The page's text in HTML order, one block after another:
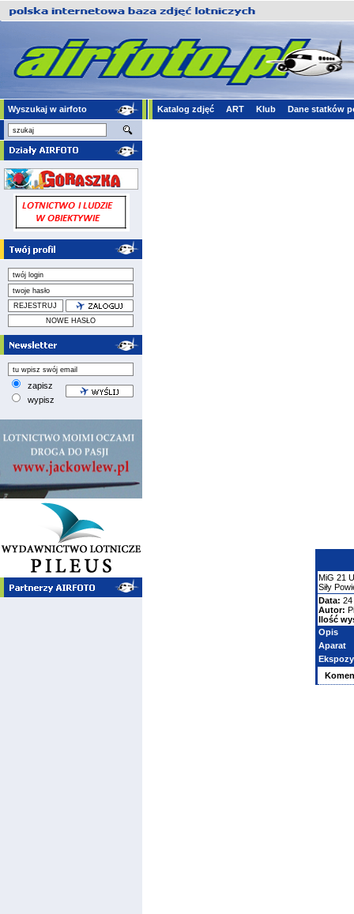
Wyszukaj w airfoto Katalog zdjęć ART Klub Dane statków
zapisz
wypisz
MiG 21
Siły
Data: 24
Autor:
Ilość
Opis
Aparat